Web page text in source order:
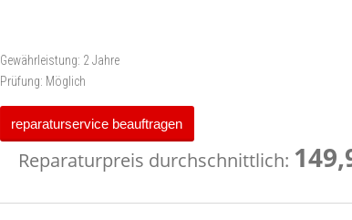
Gewährleistung: 2 Jahre
Prüfung: Möglich
reparaturservice beauftragen
Reparaturpreis durchschnittlich: